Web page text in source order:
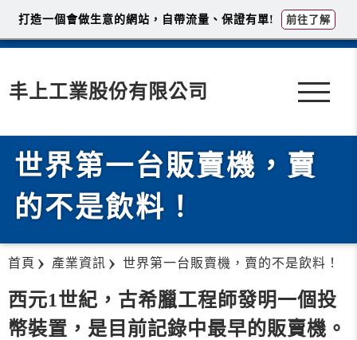
丰上工業股份有限公司
世界第一台販賣機，賣
的不是飲料！
首頁 產業資訊 世界第一台販賣機，賣的不是飲料！
西元1世紀，古希臘工程師發明一個投
幣裝置，是目前記錄中最早的販賣機。
打造一個會做生意的網站，自帶流量、保證有單! 前往了解